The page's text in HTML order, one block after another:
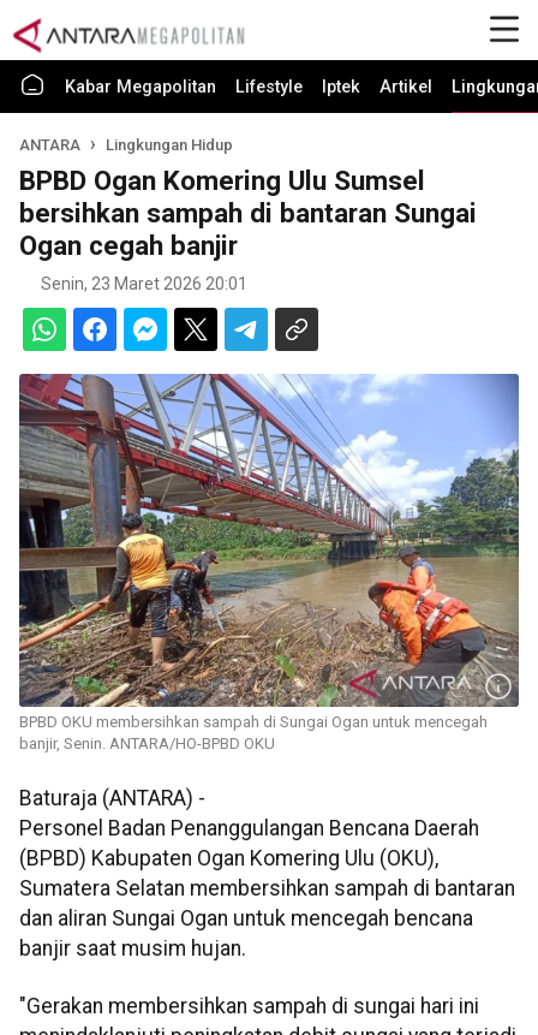
Kabar Megapolitan Lifestyle Iptek Artikel
ANTARA Lingkungan Hidup
BPBD Ogan Komering Ulu Sumsel
bersihkan sampah di bantaran Sungai
Ogan cegah banjir
Senin, 23 Maret 2026 20:01
BPBD OKU membersihkan sampah di Sungai Ogan untuk mencegah
banjir, Senin. ANTARA/HO-BPBD OKU
Baturaja (ANTARA) -
Personel Badan Penanggulangan Bencana Daerah
(BPBD) Kabupaten Ogan Komering Ulu (OKU),
Sumatera Selatan membersihkan sampah di bantaran
dan aliran Sungai Ogan untuk mencegah bencana
banjir saat musim hujan.
"Gerakan membersihkan sampah di sungai hari ini